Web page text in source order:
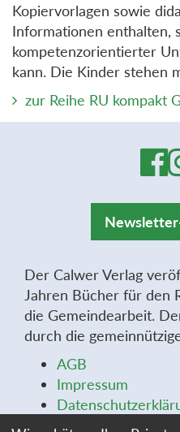
Kopiervorlagen sowie
Informationen enthalten,
kompetenzorientierter
kann. Die Kinder stehen
zur Reihe RU kompakt
Der Calwer Verlag
Jahren Bücher für den
die Gemeindearbeit.
durch die
AGB
Impressum